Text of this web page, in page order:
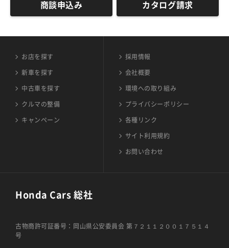
商談申込み カタログ請求
お店を探す
新車を探す
中古車を探す
クルマの整備
キャンペーン
採用情報
会社概要
環境への取り組み
プライバシーポリシー
各種リンク
サイト利用規約
お問い合わせ
Honda Cars 総社
古物商許可証番号：岡山県公安委員会 第７２１１２００１７５１４
号